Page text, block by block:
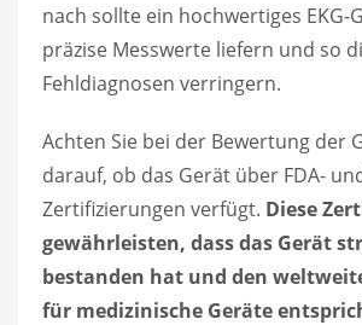
nach sollte ein hochwertiges EKG-
präzise Messwerte liefern und so
Fehldiagnosen verringern.
Achten Sie bei der Bewertung der
darauf, ob das Gerät über FDA-
Zertifizierungen verfügt. Diese
gewährleisten, dass das Gerät
bestanden hat und den
für medizinische Geräte